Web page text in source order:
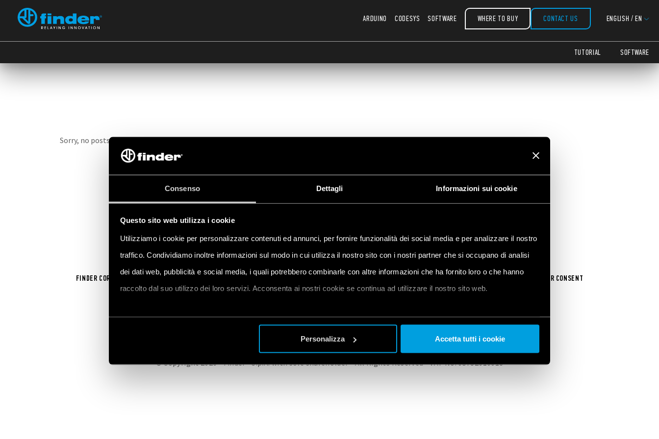
Consenso Dettagli Informazioni sui cookie
Questo sito web utilizza i cookie
Utilizziamo i cookie per personalizzare contenuti ed annunci, per fornire funzionalità dei social media e per analizzare il nostro
traffico. Condividiamo inoltre informazioni sul modo in cui utilizza il nostro sito con i nostri partner che si occupano di analisi
dei dati web, pubblicità e social media, i quali potrebbero combinarle con altre informazioni che ha fornito loro o che hanno
raccolto dal suo utilizzo dei loro servizi. Acconsenta ai nostri cookie se continua ad utilizzare il nostro sito web.
Personalizza Accetta tutti i cookie
ARDUINO CODESYS SOFTWARE WHERE TO BUY CONTACT US ENGLISH /EN
TUTORIAL SOFTWARE
Technical documentation
Sorry, no posts matched your criteria.
FINDER CORPORATE SALES NETWORK FINDER PRODUCTS CONTACT US CHANGE YOUR COOKIE SETTINGS / WITHDRAW YOUR CONSENT
© Copyright 2026 - Finder® S.p.A. with sole shareholder - All Rights Reserved - VAT No. 05732610018